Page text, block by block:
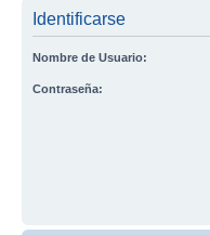
Identificarse
Nombre de Usuario:
Contraseña: